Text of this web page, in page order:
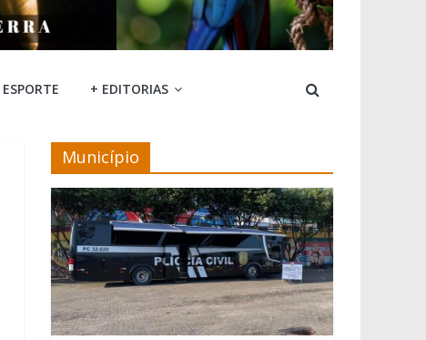
ESPORTE + EDITORIAS
Município